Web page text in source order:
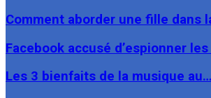
Comment aborder une fille dans
Facebook accusé d’espionner
Les 3 bienfaits de la musique au…